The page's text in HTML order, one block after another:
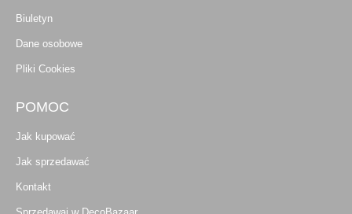
Biuletyn
Dane osobowe
Pliki Cookies
POMOC
Jak kupować
Jak sprzedawać
Kontakt